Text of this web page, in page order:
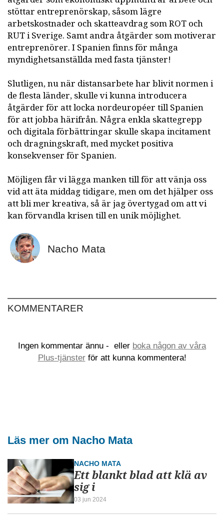
stöttar entreprenörskap, såsom lägre
arbetskostnader och skatteavdrag som ROT och
RUT i Sverige. Samt andra åtgärder som motiverar
entreprenörer. I Spanien finns för många
myndighetsanställda med fasta tjänster!
Slutligen, nu när distansarbete har blivit normen i
de flesta länder, skulle vi kunna introducera
åtgärder för att locka nordeuropéer till Spanien
för att jobba härifrån. Några enkla skattegrepp
och digitala förbättringar skulle skapa incitament
och dragningskraft, med mycket positiva
konsekvenser för Spanien.
Möjligen får vi lägga manken till för att vänja oss
vid att äta middag tidigare, men om det hjälper oss
att bli mer kreativa, så är jag övertygad om att vi
kan förvandla krisen till en unik möjlighet.
Nacho Mata
KOMMENTARER
Ingen kommentar ännu - eller boka någon av våra
Plus-tjänsterför att kunna kommentera!
Läs mer om Nacho Mata
NACHO MATA
Ett blankt blad att klä av
sig i
03 jun 2024